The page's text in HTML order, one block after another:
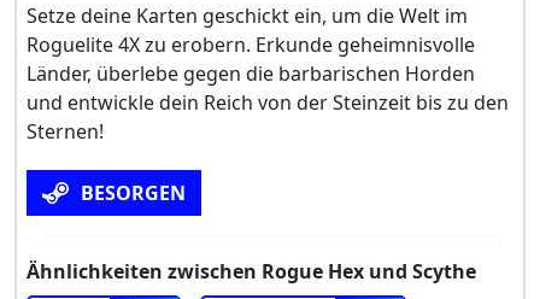
Setze deine Karten geschickt ein, um die Welt im
Roguelite 4X zu erobern. Erkunde geheimnisvolle
Länder, überlebe gegen die barbarischen Horden
und entwickle dein Reich von der Steinzeit bis zu den
Sternen!
BESORGEN
Ähnlichkeiten zwischen Rogue Hex und Scythe